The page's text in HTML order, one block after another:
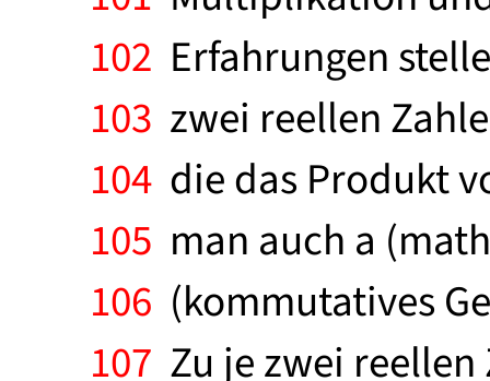
102 Erfahrungen
103 zwei reellen
104 die das Produkt
105 man auch a
106 (kommutatives
107 Zu je zwei